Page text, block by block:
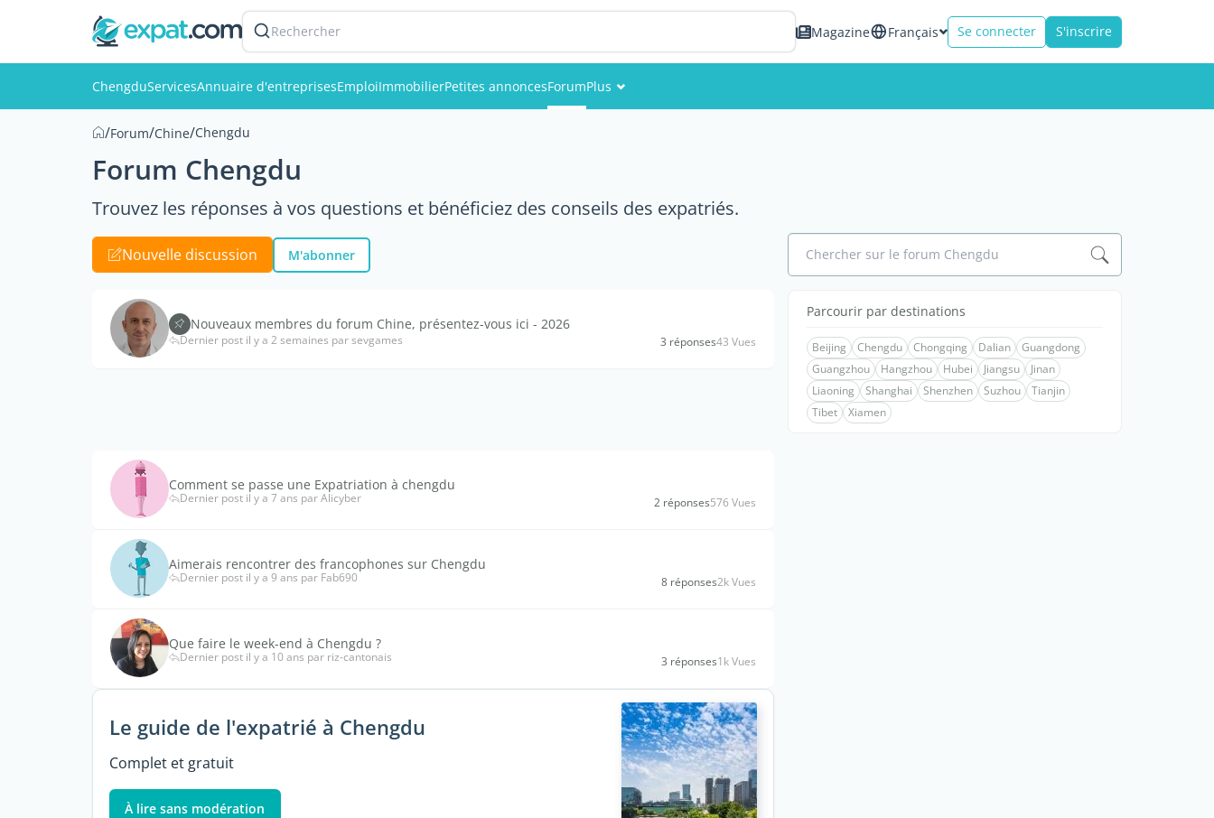
Rechercher Magazine Français Se connecter S'inscrire
ChengduServicesAnnuaire d'entreprisesEmploiImmobilierPetites annoncesForumPlus
Photos
/Forum/Chine/Chengdu
Forum Chengdu
Trouvez les réponses à vos questions et bénéficiez des conseils des expatriés.
Nouvelle discussion M'abonner Chercher sur le forum Chengdu
Nouveaux membres du forum Chine, présentez-vous ici - 2026
Dernier post il y a 2 semaines par sevgames 3 réponses43 Vues
Comment se passe une Expatriation à chengdu
Dernier post il y a 7 ans par Alicyber 2 réponses576 Vues
Aimerais rencontrer des francophones sur Chengdu
Dernier post il y a 9 ans par Fab690 8 réponses2k Vues
Que faire le week-end à Chengdu ?
Dernier post il y a 10 ans par riz-cantonais 3 réponses1k Vues
Le guide de l'expatrié à Chengdu
Complet et gratuit
À lire sans modération
Parcourir par destinations
Beijing Chengdu Chongqing Dalian
Guangdong
Guangzhou
Hangzhou Hubei Jiangsu
Jinan
Liaoning
Shanghai Shenzhen Suzhou
Tianjin
Tibet
Xiamen